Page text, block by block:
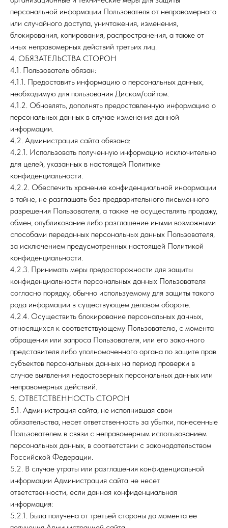
персональной информации Пользователя от неправомерного
или случайного доступа, уничтожения, изменения,
блокирования, копирования, распространения, а также от
иных неправомерных действий третьих лиц.
4. ОБЯЗАТЕЛЬСТВА СТОРОН
4.1. Пользователь обязан:
4.1.1. Предоставить информацию о персональных данных,
необходимую для пользования Диском/сайтом.
4.1.2. Обновлять, дополнять предоставленную информацию о
персональных данных в случае изменения данной
информации.
4.2. Администрация сайта обязана:
4.2.1. Использовать полученную информацию исключительно
для целей, указанных в настоящей Политике
конфиденциальности.
4.2.2. Обеспечить хранение конфиденциальной информации
в тайне, не разглашать без предварительного письменного
разрешения Пользователя, а также не осуществлять продажу,
обмен, опубликование либо разглашение иными возможными
способами переданных персональных данных Пользователя,
за исключением предусмотренных настоящей Политикой
конфиденциальности.
4.2.3. Принимать меры предосторожности для защиты
конфиденциальности персональных данных Пользователя
согласно порядку, обычно используемому для защиты такого
рода информации в существующем деловом обороте.
4.2.4. Осуществить блокирование персональных данных,
относящихся к соответствующему Пользователю, с момента
обращения или запроса Пользователя, или его законного
представителя либо уполномоченного органа по защите прав
субъектов персональных данных на период проверки в
случае выявления недостоверных персональных данных или
неправомерных действий.
5. ОТВЕТСТВЕННОСТЬ СТОРОН
5.1. Администрация сайта, не исполнившая свои
обязательства, несет ответственность за убытки, понесенные
Пользователем в связи с неправомерным использованием
персональных данных, в соответствии с законодательством
Российской Федерации.
5.2. В случае утраты или разглашения конфиденциальной
информации Администрация сайта не несет
ответственности, если данная конфиденциальная
информация:
5.2.1. Была получена от третьей стороны до момента ее